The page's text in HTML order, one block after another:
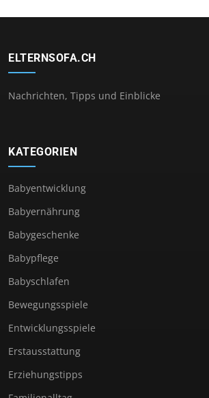
ELTERNSOFA.CH
Nachrichten, Tipps und Einblicke
KATEGORIEN
Babyentwicklung
Babyernährung
Babygeschenke
Babypflege
Babyschlafen
Bewegungsspiele
Entwicklungsspiele
Erstausstattung
Erziehungstipps